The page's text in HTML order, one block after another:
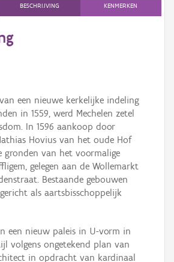
BESCHRIJVING KENMERKEN
een nieuwe kerkelijke indeling
in 1559, werd Mechelen zetel
In 1596 aankoop door
Hovius van het oude Hof
gronden van het voormalige
gelegen aan de Wollemarkt
Bestaande gebouwen
als aartsbisschoppelijk
een nieuw paleis in U-vorm in
volgens ongetekend plan van
in opdracht van kardinaal